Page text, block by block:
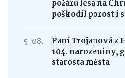
požáru lesa na
poškodil porost i
5. 08.
Paní Trojanová z
104. narozeniny,
starosta města